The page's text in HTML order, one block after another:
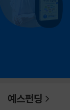
예스펀딩